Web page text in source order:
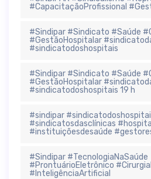
#CapacitaçãoProfissional
#Sindipar #Sindicato #Saúde
#GestãoHospitalar
#sindicatodoshospitais
#Sindipar #Sindicato #Saúde
#GestãoHospitalar
#sindicatodoshospitais 19 h
#sindipar
#sindicatosdasclínicas
#instituiçõesdesaúde
#Sindipar #TecnologiaNaSaúde
#ProntuárioEletrônico
#InteligênciaArtificial